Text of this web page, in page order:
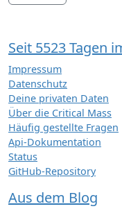
Seit 5523 Tagen
Impressum
Datenschutz
Deine privaten Daten
Über die Critical Mass
Häufig gestellte Fragen
Api-Dokumentation
Status
GitHub-Repository
Aus dem Blog